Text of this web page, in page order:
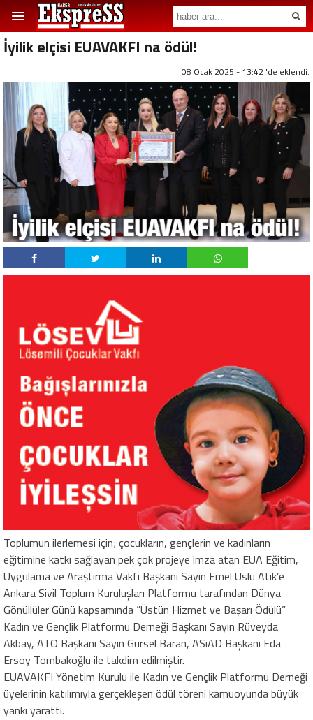
İyilik elçisi EUAVAKFI na ödül!
08 Ocak 2025 - 13:42 'de eklendi.
Toplumun ilerlemesi için; çocukların, gençlerin ve kadınların
eğitimine katkı sağlayan pek çok projeye imza atan EUA Eğitim,
Uygulama ve Araştırma Vakfı Başkanı Sayın Emel Uslu Atik’e
Ankara Sivil Toplum Kuruluşları Platformu tarafından Dünya
Gönüllüler Günü kapsamında “Üstün Hizmet ve Başarı Ödülü”
Kadın ve Gençlik Platformu Derneği Başkanı Sayın Rüveyda
Akbay, ATO Başkanı Sayın Gürsel Baran, ASiAD Başkanı Eda
Ersoy Tombakoğlu ile takdim edilmiştir.
EUAVAKFI Yönetim Kurulu ile Kadın ve Gençlik Platformu Derneği
üyelerinin katılımıyla gerçekleşen ödül töreni kamuoyunda büyük
yankı yarattı.